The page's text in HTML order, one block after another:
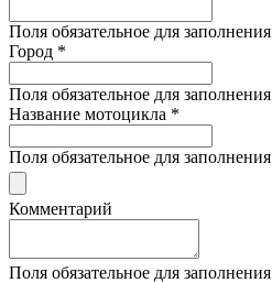
Поля обязательное для заполнения
Город *
Поля обязательное для заполнения
Название мотоцикла *
Поля обязательное для заполнения
Комментарий
Поля обязательное для заполнения